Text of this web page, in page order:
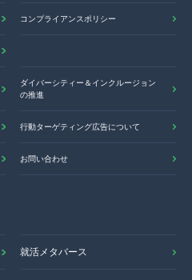
コンプライアンスポリシー
ダイバーシティー＆インクルージョン
の推進
行動ターゲティング広告について
お問い合わせ
就活メタバース